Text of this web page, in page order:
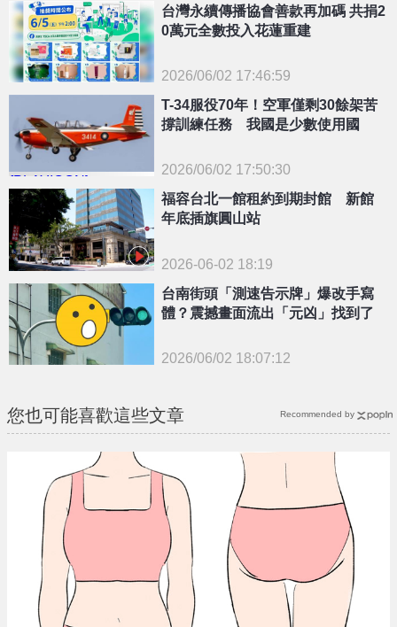
{PLAYICON}
台灣永續傳播協會善款再加碼 共捐2
0萬元全數投入花蓮重建
2026/06/02 17:46:59
{PLAYICON}
T-34服役70年！空軍僅剩30餘架苦
撐訓練任務 我國是少數使用國
2026/06/02 17:50:30
福容台北一館租約到期封館 新館
年底插旗圓山站
2026-06-02 18:19
台南街頭「測速告示牌」爆改手寫
體？震撼畫面流出「元凶」找到了
2026/06/02 18:07:12
您也可能喜歡這些文章 Recommended by